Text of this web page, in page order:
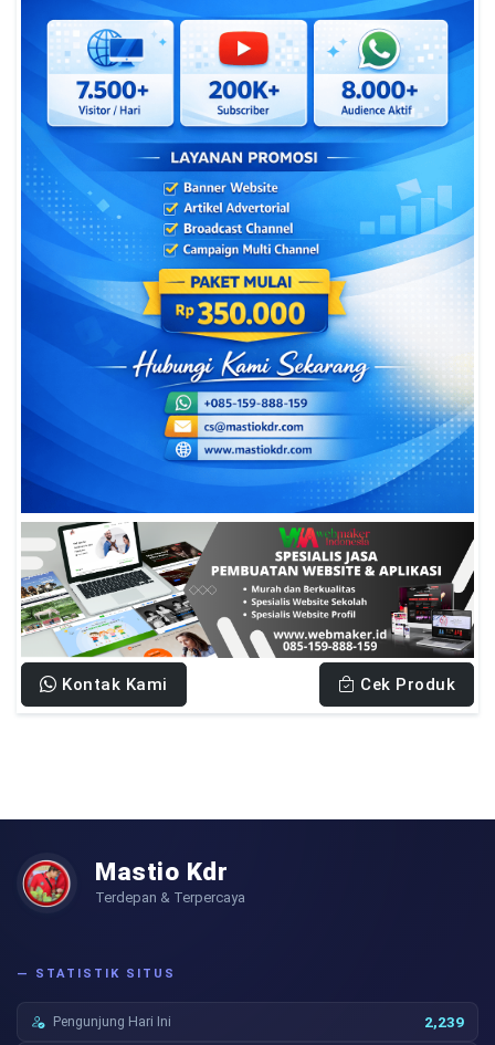
Kontak Kami Cek Produk
Mastio Kdr
Terdepan & Terpercaya
— STATISTIK SITUS
Pengunjung Hari Ini 2,239